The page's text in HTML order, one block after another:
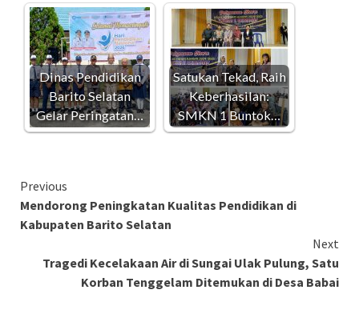
Dinas Pendidikan
Barito Selatan
Gelar Peringatan…
Satukan Tekad, Raih
Keberhasilan:
SMKN 1 Buntok…
Continue
Reading
Previous
Mendorong Peningkatan Kualitas Pendidikan di
Kabupaten Barito Selatan
Next
Tragedi Kecelakaan Air di Sungai Ulak Pulung, Satu
Korban Tenggelam Ditemukan di Desa Babai